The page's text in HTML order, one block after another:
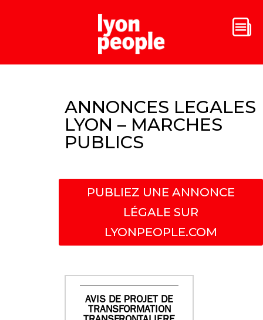
ANNONCES LEGALES
LYON – MARCHES
PUBLICS
PUBLIEZ UNE ANNONCE
LÉGALE SUR
LYONPEOPLE.COM
AVIS DE PROJET DE
TRANSFORMATION